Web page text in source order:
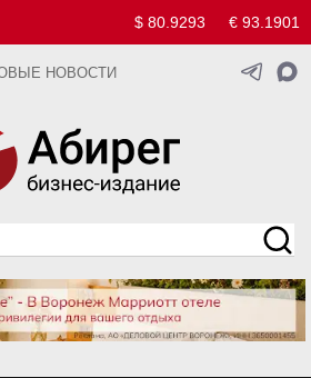
$ 80.9293 € 93.1901
НОВОСТИ